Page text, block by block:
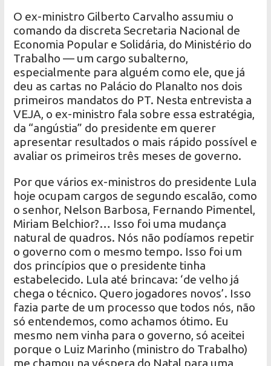
O ex-ministro Gilberto Carvalho assumiu o
comando da discreta Secretaria Nacional de
Economia Popular e Solidária, do Ministério do
Trabalho — um cargo subalterno,
especialmente para alguém como ele, que já
deu as cartas no Palácio do Planalto nos dois
primeiros mandatos do PT. Nesta entrevista a
VEJA, o ex-ministro fala sobre essa estratégia,
da “angústia” do presidente em querer
apresentar resultados o mais rápido possível e
avaliar os primeiros três meses de governo.
Por que vários ex-ministros do presidente Lula
hoje ocupam cargos de segundo escalão, como
o senhor, Nelson Barbosa, Fernando Pimentel,
Miriam Belchior?… Isso foi uma mudança
natural de quadros. Nós não podíamos repetir
o governo com o mesmo tempo. Isso foi um
dos princípios que o presidente tinha
estabelecido. Lula até brincava: ‘de velho já
chega o técnico. Quero jogadores novos’. Isso
fazia parte de um processo que todos nós, não
só entendemos, como achamos ótimo. Eu
mesmo nem vinha para o governo, só aceitei
porque o Luiz Marinho (ministro do Trabalho)
me chamou na véspera do Natal para uma